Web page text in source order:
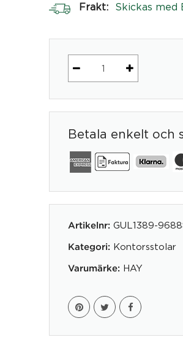
Frakt: Skickas med
Front
mängd
Betala enkelt och
Artikelnr: GUL1389-
Kategori: Kontorsstolar
Varumärke: HAY